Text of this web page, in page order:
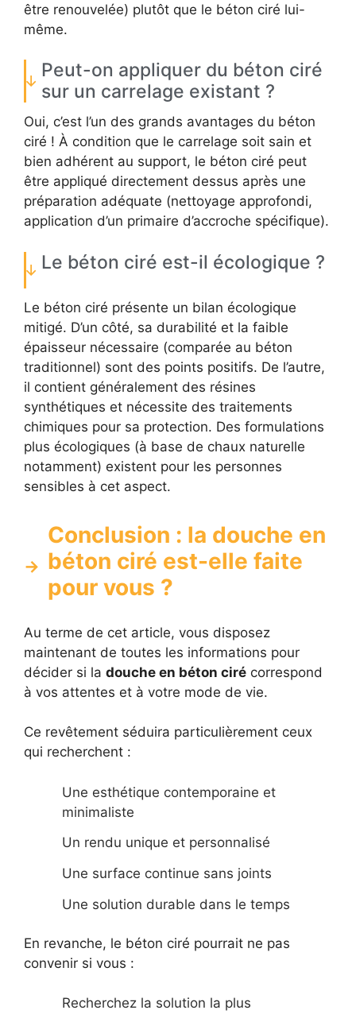
être renouvelée) plutôt que le béton ciré lui-
même.
Peut-on appliquer du béton ciré
sur un carrelage existant ?
Oui, c’est l’un des grands avantages du béton
ciré ! À condition que le carrelage soit sain et
bien adhérent au support, le béton ciré peut
être appliqué directement dessus après une
préparation adéquate (nettoyage approfondi,
application d’un primaire d’accroche spécifique).
Le béton ciré est-il écologique ?
Le béton ciré présente un bilan écologique
mitigé. D’un côté, sa durabilité et la faible
épaisseur nécessaire (comparée au béton
traditionnel) sont des points positifs. De l’autre,
il contient généralement des résines
synthétiques et nécessite des traitements
chimiques pour sa protection. Des formulations
plus écologiques (à base de chaux naturelle
notamment) existent pour les personnes
sensibles à cet aspect.
Conclusion : la douche en
béton ciré est-elle faite
pour vous ?
Au terme de cet article, vous disposez
maintenant de toutes les informations pour
décider si la douche en béton ciré correspond
à vos attentes et à votre mode de vie.
Ce revêtement séduira particulièrement ceux
qui recherchent :
Une esthétique contemporaine et
minimaliste
Un rendu unique et personnalisé
Une surface continue sans joints
Une solution durable dans le temps
En revanche, le béton ciré pourrait ne pas
convenir si vous :
Recherchez la solution la plus